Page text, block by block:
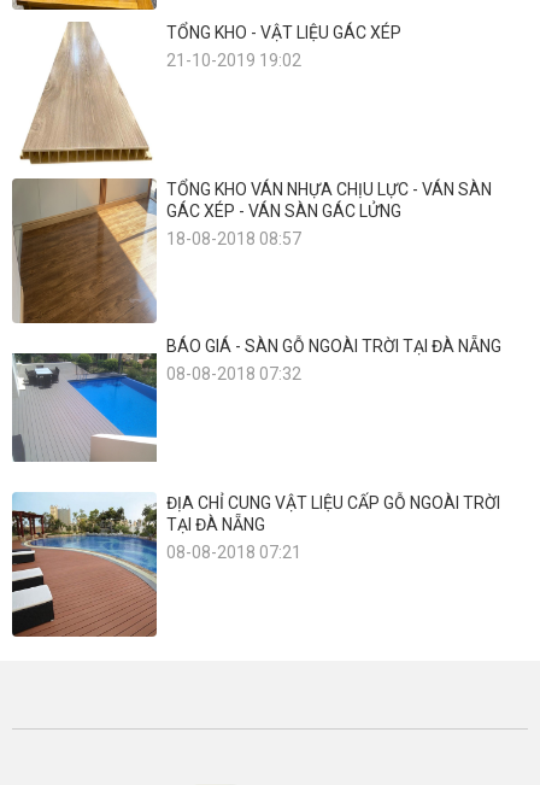
TỔNG KHO - VẬT LIỆU GÁC XÉP
21-10-2019 19:02
TỔNG KHO VÁN NHỰA CHỊU LỰC - VÁN SÀN
GÁC XÉP - VÁN SÀN GÁC LỬNG
18-08-2018 08:57
BÁO GIÁ - SÀN GỖ NGOÀI TRỜI TẠI ĐÀ NẴNG
08-08-2018 07:32
ĐỊA CHỈ CUNG VẬT LIỆU CẤP GỖ NGOÀI TRỜI
TẠI ĐÀ NẴNG
08-08-2018 07:21